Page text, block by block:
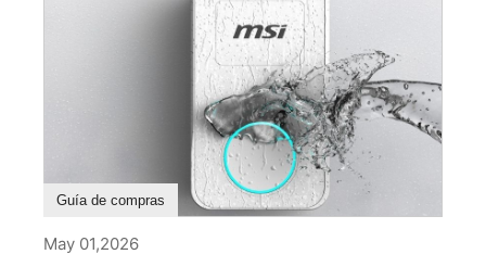
Guía de compras
May 01,2026